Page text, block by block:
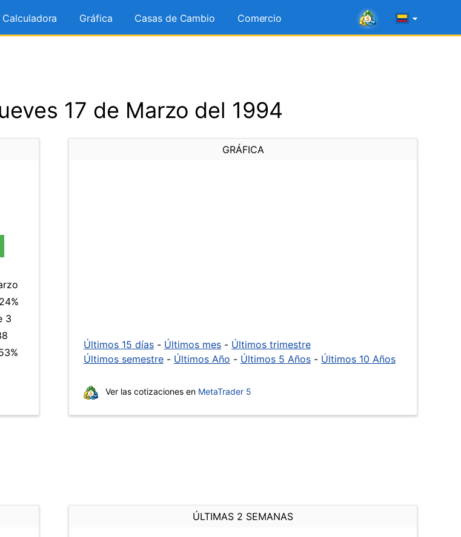
Calculadora Gráfica Casas de Cambio Comercio
17 de Marzo del 1994
3
GRÁFICA
Últimos 15 días - Últimos mes - Últimos trimestre
Últimos semestre - Últimos Año - Últimos 5 Años - Últimos 10 Años
Ver las cotizaciones en MetaTrader 5
ÚLTIMAS 2 SEMANAS